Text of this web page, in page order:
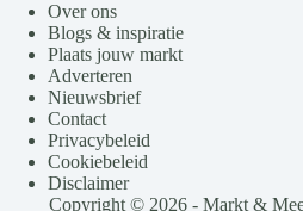
Over ons
Blogs & inspiratie
Plaats jouw markt
Adverteren
Nieuwsbrief
Contact
Privacybeleid
Cookiebeleid
Disclaimer
Copyright © 2026 - Markt &